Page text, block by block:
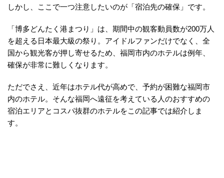
しかし、ここで一つ注意したいのが「宿泊先の確保」です。
「博多どんたく港まつり」は、期間中の観客動員数が200万人
を超える日本最大級の祭り。アイドルファンだけでなく、全
国から観光客が押し寄せるため、福岡市内のホテルは例年、
確保が非常に難しくなります。
ただでさえ、近年はホテル代が高めで、予約が困難な福岡市
内のホテル。そんな福岡へ遠征を考えている人のおすすめの
宿泊エリアとコスパ抜群のホテルをこの記事では紹介しま
す。